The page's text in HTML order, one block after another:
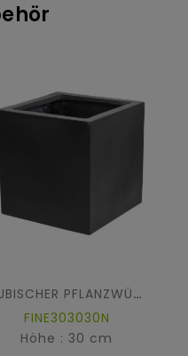
KUBISCHER PFLANZWÜRFEL FIBER
FINE303030N
Höhe : 30 cm